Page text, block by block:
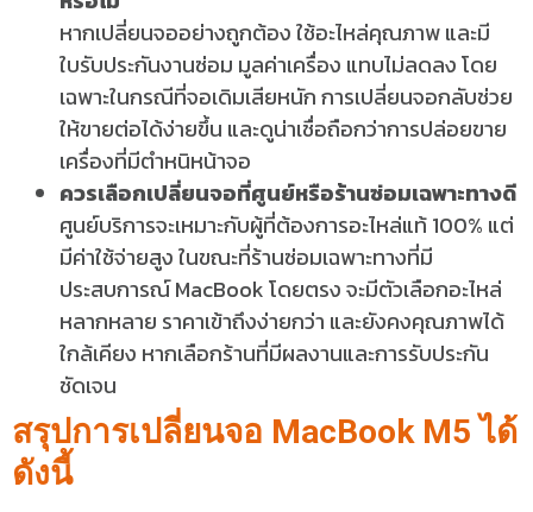
หากเปลี่ยนจออย่างถูกต้อง ใช้อะไหล่คุณภาพ และมี
ใบรับประกันงานซ่อม มูลค่าเครื่อง แทบไม่ลดลงโดย
เฉพาะในกรณีที่จอเดิมเสียหนัก การเปลี่ยนจอกลับช่วย
ให้ขายต่อได้ง่ายขึ้น และดูน่าเชื่อถือกว่าการปล่อยขาย
เครื่องที่มีตำหนิหน้าจอ
ควรเลือกเปลี่ยนจอที่ศูนย์หรือร้านซ่อมเฉพาะทางดี
ศูนย์บริการจะเหมาะกับผู้ที่ต้องการอะไหล่แท้ 100% แต่
มีค่าใช้จ่ายสูง ในขณะที่ร้านซ่อมเฉพาะทางที่มี
ประสบการณ์ MacBook โดยตรง จะมีตัวเลือกอะไหล่
หลากหลาย ราคาเข้าถึงง่ายกว่า และยังคงคุณภาพได้
ใกล้เคียง หากเลือกร้านที่มีผลงานและการรับประกัน
ชัดเจน
สรุปการเปลี่ยนจอ MacBook M5 ได้
ดังนี้